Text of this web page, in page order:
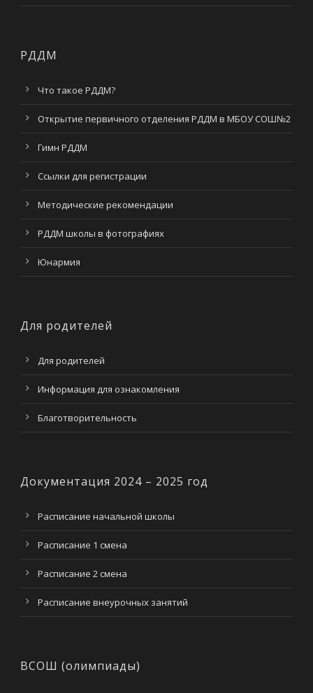
РДДМ
Что такое РДДМ?
Открытие первичного отделения РДДМ в МБОУ СОШ№2
Гимн РДДМ
Ссылки для регистрации
Методические рекомендации
РДДМ школы в фотографиях
Юнармия
Для родителей
Для родителей
Информация для ознакомления
Благотворительность
Документация 2024 – 2025 год
Расписание начальной школы
Расписание 1 смена
Расписание 2 смена
Расписание внеурочных занятий
ВСОШ (олимпиады)